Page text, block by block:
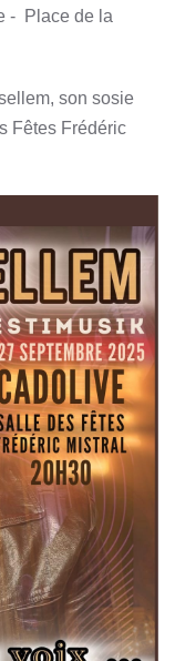
- Place de la
son sosie
Fêtes Frédéric